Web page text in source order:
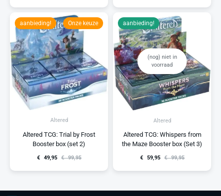
Altered
Altered TCG: Trial by Frost
Booster box (set 2)
€ 99,95
€ 49,95
aanbieding! Onze keuze
(nog) niet in
voorraad
Altered
Altered TCG: Whispers from
the Maze Booster box (Set 3)
€ 99,95
€ 59,95
aanbieding!